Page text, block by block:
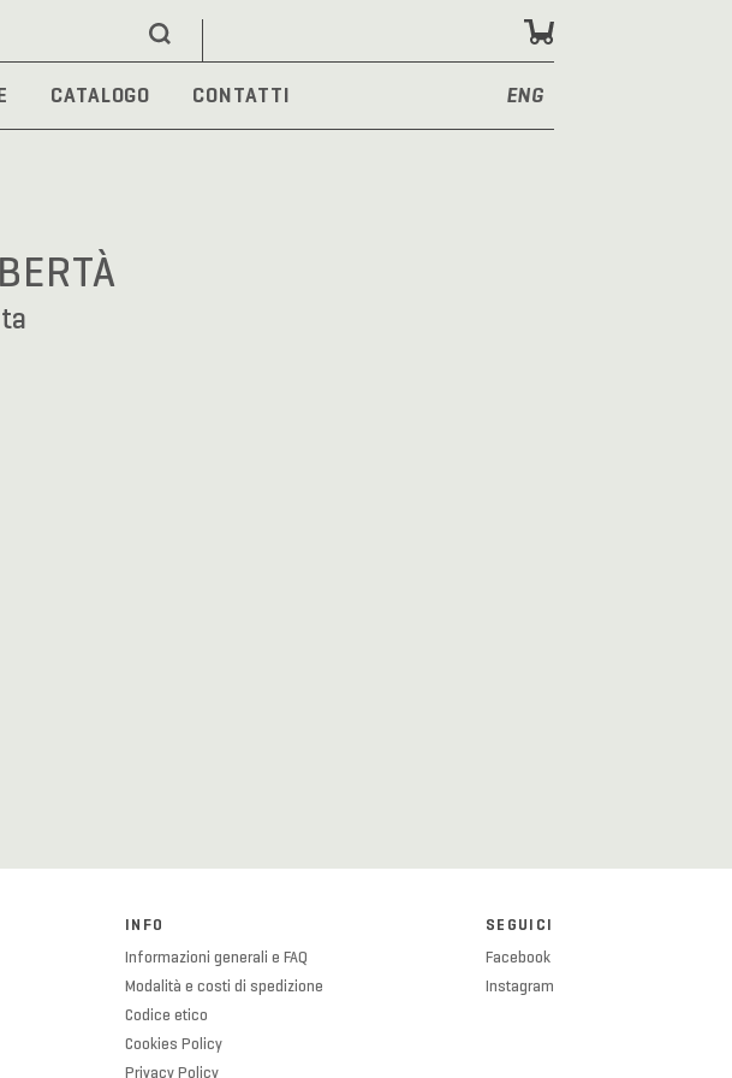
CATALOGO CONTATTI ENG
INFO
Informazioni generali e FAQ
Modalità e costi di spedizione
Codice etico
Cookies Policy
Privacy Policy
SEGUICI
Facebook
Instagram